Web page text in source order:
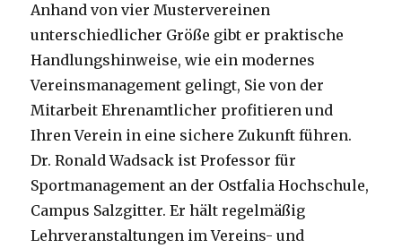
Anhand von vier Mustervereinen
unterschiedlicher Größe gibt er praktische
Handlungshinweise, wie ein modernes
Vereinsmanagement gelingt, Sie von der
Mitarbeit Ehrenamtlicher profitieren und
Ihren Verein in eine sichere Zukunft führen.
Dr. Ronald Wadsack ist Professor für
Sportmanagement an der Ostfalia Hochschule,
Campus Salzgitter. Er hält regelmäßig
Lehrveranstaltungen im Vereins- und